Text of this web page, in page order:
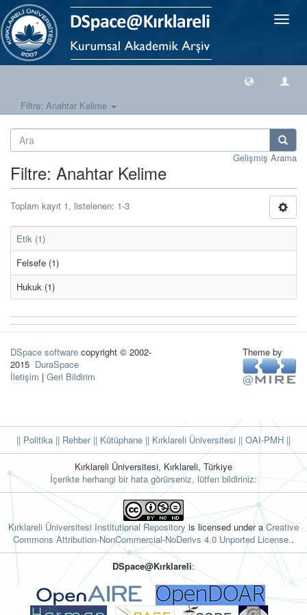
Geçiş
Filtre: Anahtar Kelime
Gelişmiş Arama
Filtre: Anahtar Kelime
Toplam kayıt 1, listelenen: 1-3
Etik (1)
Felsefe (1)
Hukuk (1)
DSpace software copyright © 2002-
2015 DuraSpace
İletişim | Geri Bildirim
Theme by
|| Politika || Rehber|| Kütüphane || Kırklareli Üniversitesi || OAI-PMH ||
Kırklareli Üniversitesi, Kırklareli, Türkiye
İçerikte herhangi bir hata görürseniz, lütfen bildiriniz:
Kırklareli Üniversitesi Institutional Repository is licensed under aCreative
Commons Attribution-NonCommercial-NoDerivs 4.0 Unported License..
DSpace@Kırklareli: